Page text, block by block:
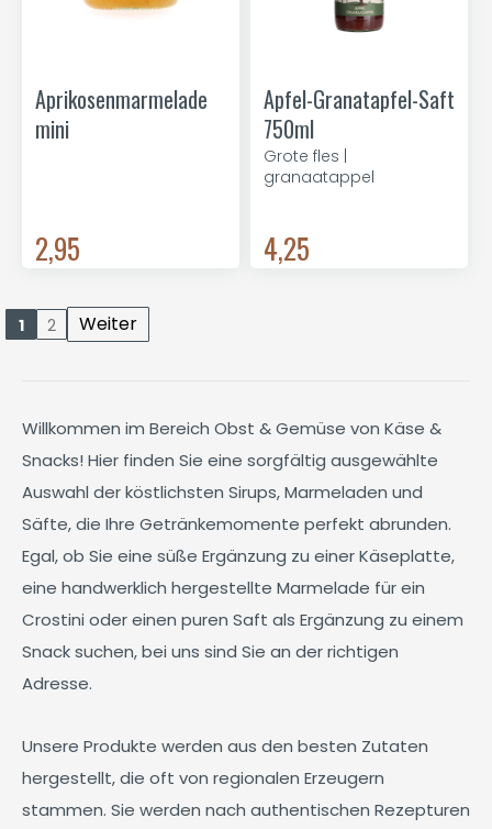
Aprikosenmarmelade
mini
2,95
Apfel-Granatapfel-Saft
750ml
Grote fles |
granaatappel
4,25
1 2 Weiter
Willkommen im Bereich Obst & Gemüse von Käse &
Snacks! Hier finden Sie eine sorgfältig ausgewählte
Auswahl der köstlichsten Sirups, Marmeladen und
Säfte, die Ihre Getränkemomente perfekt abrunden.
Egal, ob Sie eine süße Ergänzung zu einer Käseplatte,
eine handwerklich hergestellte Marmelade für ein
Crostini oder einen puren Saft als Ergänzung zu einem
Snack suchen, bei uns sind Sie an der richtigen
Adresse.
Unsere Produkte werden aus den besten Zutaten
hergestellt, die oft von regionalen Erzeugern
stammen. Sie werden nach authentischen Rezepturen